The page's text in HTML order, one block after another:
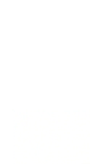
ini. Kami akan
beberapa lokasi
hingga ke tingkat
Appi juga memastikan
akses jalan menuju
Menurutnya, simbol
“Hari ini Dinas PU
memastikan
baik. Saat ini tingkat
berada di atas 97